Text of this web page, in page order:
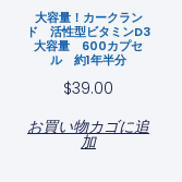
大容量！カークラン
ド 活性型ビタミンD3
大容量 600カプセ
ル 約1年半分
$39.00
お買い物カゴに追
加